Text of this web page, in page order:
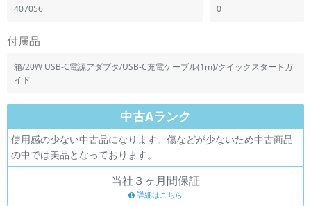
407056 0
付属品
箱/20W USB-C電源アダプタ/USB-C充電ケーブル(1m)/クイックスタートガ
イド
中古Aランク
使用感の少ない中古品になります。傷などが少ないため中古商品
の中では美品となっております。
当社３ヶ月間保証
詳細はこちら
商品状態の絞り込み
「新品」「未使用」「中古」など
OS
OSの絞り込み